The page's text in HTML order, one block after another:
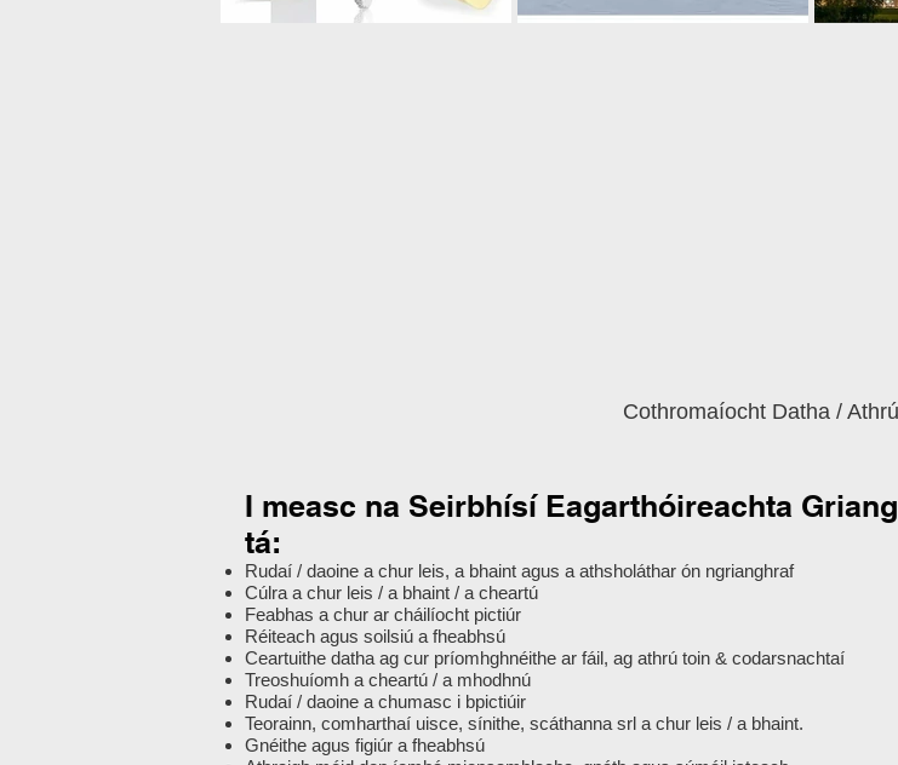
Cothromaíocht Datha /
I measc na Seirbhísí Eagarthóireachta
tá:
Rudaí / daoine a chur leis, a bhaint agus a athsholáthar ón ngrianghraf
Cúlra a chur leis / a bhaint / a cheartú
Feabhas a chur ar cháilíocht pictiúr
Réiteach agus soilsiú a fheabhsú
Ceartuithe datha ag cur príomhghnéithe ar fáil, ag athrú toin & codarsnachtaí
Treoshuíomh a cheartú / a mhodhnú
Rudaí / daoine a chumasc i bpictiúir
Teorainn, comharthaí uisce, sínithe, scáthanna srl ​​a chur leis / a bhaint.
Gnéithe agus figiúr a fheabhsú